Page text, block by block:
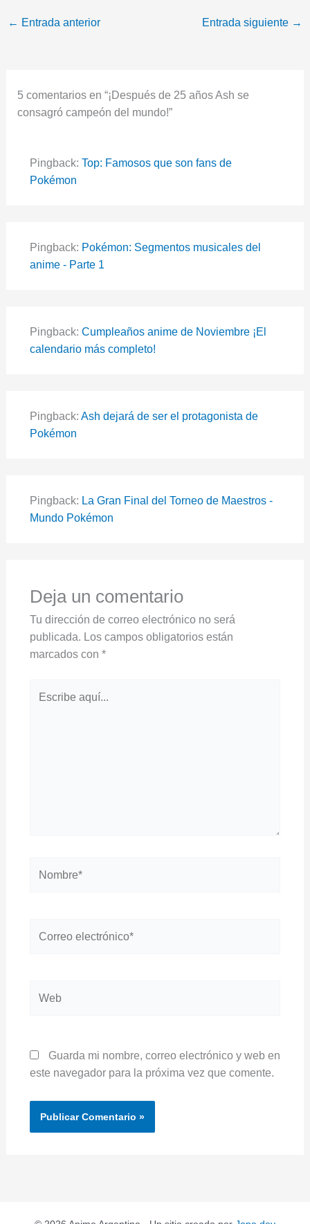
← Entrada anterior Entrada siguiente →
5 comentarios en “¡Después de 25 años Ash se
consagró campeón del mundo!”
Pingback: Top: Famosos que son fans de
Pokémon
Pingback: Pokémon: Segmentos musicales del
anime - Parte 1
Pingback: Cumpleaños anime de Noviembre ¡El
calendario más completo!
Pingback: Ash dejará de ser el protagonista de
Pokémon
Pingback: La Gran Final del Torneo de Maestros -
Mundo Pokémon
Deja un comentario
Tu dirección de correo electrónico no será
publicada. Los campos obligatorios están
marcados con *
aquí...
electrónico*
Guarda mi nombre, correo electrónico y web en
este navegador para la próxima vez que comente.